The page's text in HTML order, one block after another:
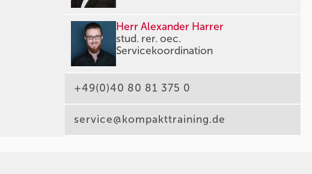
Herr Alexander Harrer
stud. rer. oec.
Servicekoordination
+49(0)40 80 81 375 0
service@kompakttraining.de